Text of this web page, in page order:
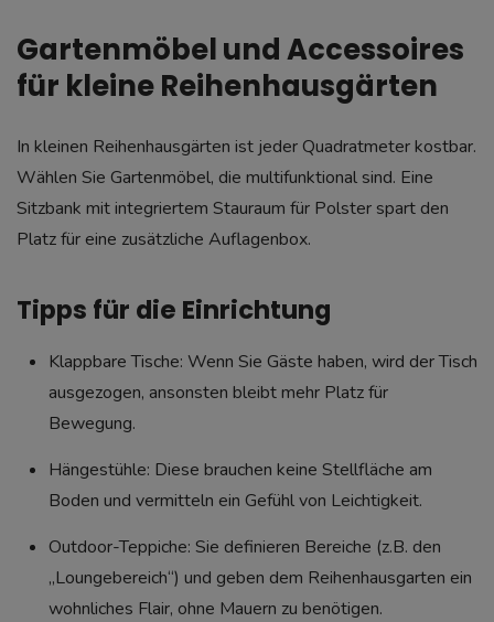
Gartenmöbel und Accessoires
für kleine Reihenhausgärten
In kleinen Reihenhausgärten ist jeder Quadratmeter kostbar.
Wählen Sie Gartenmöbel, die multifunktional sind. Eine
Sitzbank mit integriertem Stauraum für Polster spart den
Platz für eine zusätzliche Auflagenbox.
Tipps für die Einrichtung
Klappbare Tische: Wenn Sie Gäste haben, wird der Tisch
ausgezogen, ansonsten bleibt mehr Platz für
Bewegung.
Hängestühle: Diese brauchen keine Stellfläche am
Boden und vermitteln ein Gefühl von Leichtigkeit.
Outdoor-Teppiche: Sie definieren Bereiche (z.B. den
„Loungebereich“) und geben dem Reihenhausgarten ein
wohnliches Flair, ohne Mauern zu benötigen.